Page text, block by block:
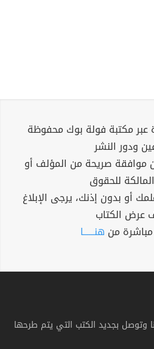
مكتبة فولة بوك محفوظة
ودور النشر
موافقة صريحة من المؤلف أو
للحقوق
أو بدون إذنك، يرجى الإبلاغ
عرض الكتاب
مباشرة من هنــــــا
وتوصل بجديد الكتب التي يتم طرحها